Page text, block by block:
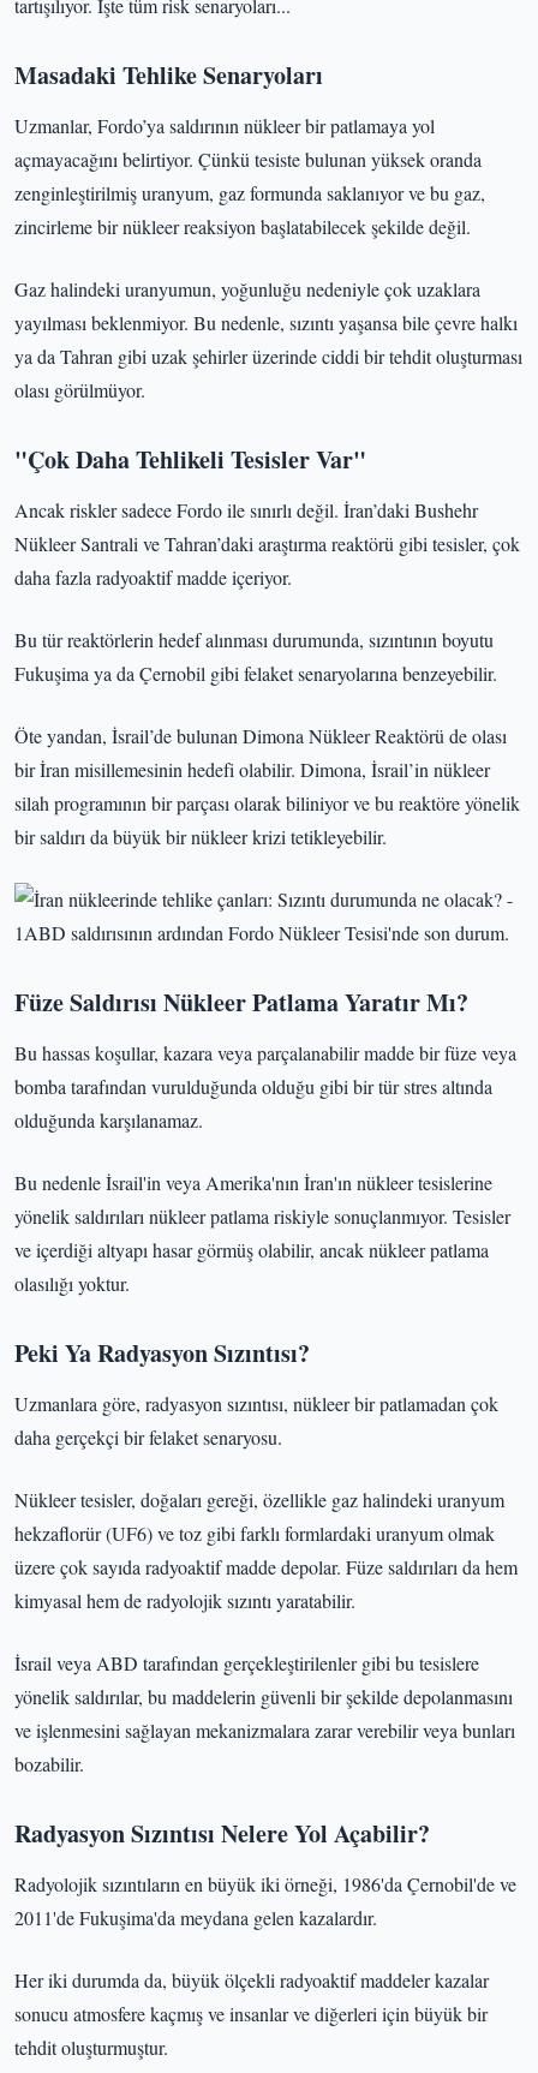
tartışılıyor. İşte tüm risk senaryoları...
Masadaki Tehlike Senaryoları
Uzmanlar, Fordo’ya saldırının nükleer bir patlamaya yol
açmayacağını belirtiyor. Çünkü tesiste bulunan yüksek oranda
zenginleştirilmiş uranyum, gaz formunda saklanıyor ve bu gaz,
zincirleme bir nükleer reaksiyon başlatabilecek şekilde değil.
Gaz halindeki uranyumun, yoğunluğu nedeniyle çok uzaklara
yayılması beklenmiyor. Bu nedenle, sızıntı yaşansa bile çevre halkı
ya da Tahran gibi uzak şehirler üzerinde ciddi bir tehdit oluşturması
olası görülmüyor.
"Çok Daha Tehlikeli Tesisler Var"
Ancak riskler sadece Fordo ile sınırlı değil. İran’daki Bushehr
Nükleer Santrali ve Tahran’daki araştırma reaktörü gibi tesisler, çok
daha fazla radyoaktif madde içeriyor.
Bu tür reaktörlerin hedef alınması durumunda, sızıntının boyutu
Fukuşima ya da Çernobil gibi felaket senaryolarına benzeyebilir.
Öte yandan, İsrail’de bulunan Dimona Nükleer Reaktörü de olası
bir İran misillemesinin hedefi olabilir. Dimona, İsrail’in nükleer
silah programının bir parçası olarak biliniyor ve bu reaktöre yönelik
bir saldırı da büyük bir nükleer krizi tetikleyebilir.
Füze Saldırısı Nükleer Patlama Yaratır Mı?
Bu hassas koşullar, kazara veya parçalanabilir madde bir füze veya
bomba tarafından vurulduğunda olduğu gibi bir tür stres altında
olduğunda karşılanamaz.
Bu nedenle İsrail'in veya Amerika'nın İran'ın nükleer tesislerine
yönelik saldırıları nükleer patlama riskiyle sonuçlanmıyor. Tesisler
ve içerdiği altyapı hasar görmüş olabilir, ancak nükleer patlama
olasılığı yoktur.
Peki Ya Radyasyon Sızıntısı?
Uzmanlara göre, radyasyon sızıntısı, nükleer bir patlamadan çok
daha gerçekçi bir felaket senaryosu.
Nükleer tesisler, doğaları gereği, özellikle gaz halindeki uranyum
hekzaflorür (UF6) ve toz gibi farklı formlardaki uranyum olmak
üzere çok sayıda radyoaktif madde depolar. Füze saldırıları da hem
kimyasal hem de radyolojik sızıntı yaratabilir.
İsrail veya ABD tarafından gerçekleştirilenler gibi bu tesislere
yönelik saldırılar, bu maddelerin güvenli bir şekilde depolanmasını
ve işlenmesini sağlayan mekanizmalara zarar verebilir veya bunları
bozabilir.
Radyasyon Sızıntısı Nelere Yol Açabilir?
Radyolojik sızıntıların en büyük iki örneği, 1986'da Çernobil'de ve
2011'de Fukuşima'da meydana gelen kazalardır.
Her iki durumda da, büyük ölçekli radyoaktif maddeler kazalar
sonucu atmosfere kaçmış ve insanlar ve diğerleri için büyük bir
tehdit oluşturmuştur.